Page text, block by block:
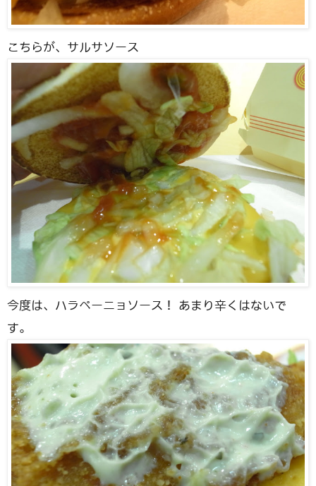
こちらが、サルサソース
今度は、ハラペーニョソース！ あまり辛くはないで
す。